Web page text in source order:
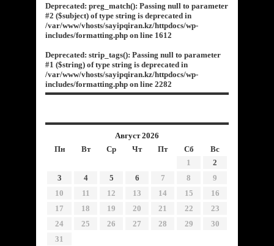
Deprecated: preg_match(): Passing null to parameter
#2 ($subject) of type string is deprecated in
/var/www/vhosts/sayipqiran.kz/httpdocs/wp-
includes/formatting.php on line 1612
Deprecated: strip_tags(): Passing null to parameter
#1 ($string) of type string is deprecated in
/var/www/vhosts/sayipqiran.kz/httpdocs/wp-
includes/formatting.php on line 2282
Август 2026
Пн
Вт Ср Чт Пт Сб
Вс
1
2
3
4 5 6 7 8
9
10
11 12 13 14 15
16
17
18 19 20 21 22
23
24
25 26 27 28 29
30
31